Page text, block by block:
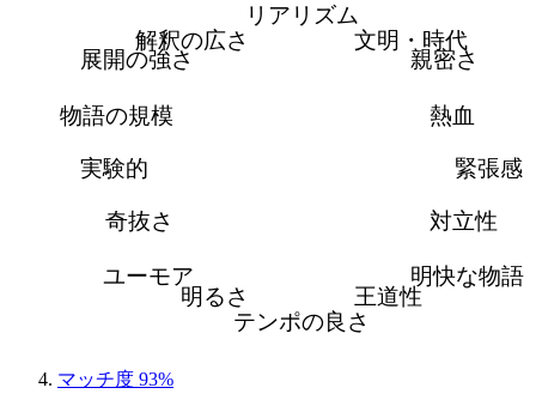
リアリズム
文明・時代
親密さ
熱血
緊張感
対立性
明快な物語
王道性
テンポの良さ
明るさ
ユーモア
奇抜さ
実験的
物語の規模
展開の強さ
解釈の広さ
マッチ度 93%